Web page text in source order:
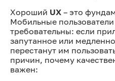
Хороший UX – это
Мобильные
требовательны: если
запутанное или
перестанут им
причин, почему
важен: